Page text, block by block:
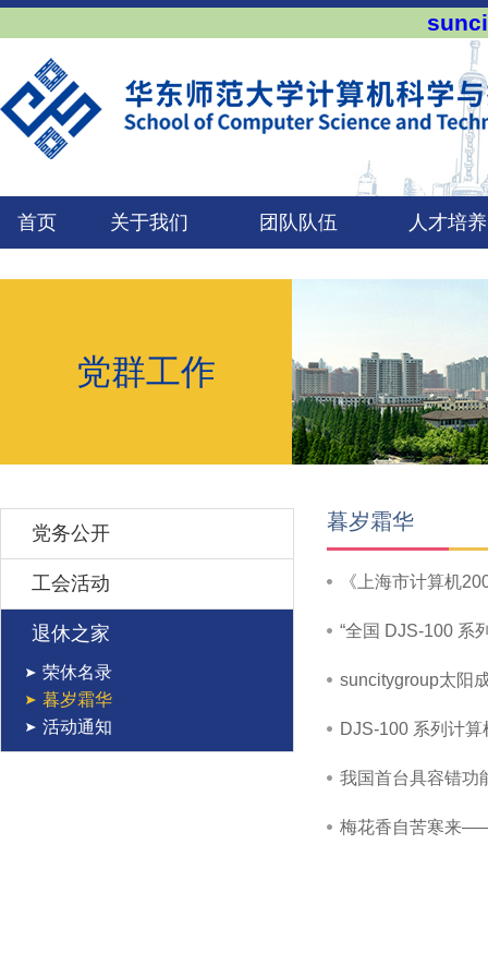
首页 关于我们 团队队伍 人才培养
党群工作
党务公开
工会活动
退休之家
荣休名录
暮岁霜华
活动通知
暮岁霜华
《上海市计算机
“全国 DJS-100 系
​suncitygroup太阳
DJS-100 系列计算
我国首台具容错功
梅花香自苦寒来